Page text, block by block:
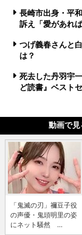
長崎市出身・平
訴え「愛があれ
つげ義春さんと
は？
死去した丹羽宇
ど読書』ベスト
動画で見
「鬼滅の刃」禰豆子役
の声優・鬼頭明里の姿
にネット騒然 ...